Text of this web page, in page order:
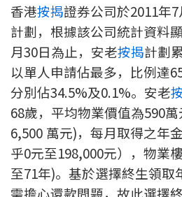
統計數據庫
按揭快趣智識
按揭智庫
樓按專欄
按揭百科
實時銀行資訊
香港按揭證券公司於2011年
計劃，根據該公司統計資料
月30日為止，安老按揭計劃
以單人申請佔最多，比例達
分別佔34.5%及0.1%。安老
68歲，平均物業價值為590
6,500 萬元)，每月取得之年
乎0元至198,000元），物業
至71年)。基於選擇終生領取
需擔心還款問題，故此選擇